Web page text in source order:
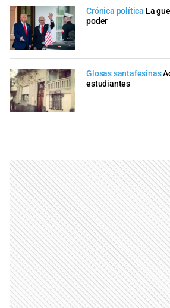
Crónica política La
poder
Glosas santafesinas
estudiantes